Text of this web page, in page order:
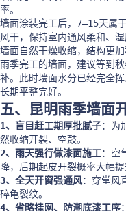
率。
墙面涂装完工后，7–15天属
风干，保持室内通风柔和、
墙面自然干燥收缩，结构更加
雨季完工的墙面，建议等到
补。此时墙面水分已经完全
长期平整完好。
五、昆明雨季墙面
1、盲目赶工期厚批腻子：为
然收缩开裂、空鼓。
2、雨天强行做漆面施工：空
降，后期起皮开裂概率大幅提
3、全天开窗强通风：穿堂风
碎龟裂纹。
4、省略挂网、防潮底漆工序